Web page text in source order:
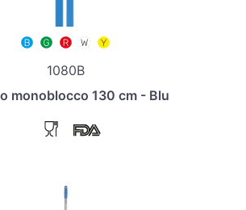
1080B
monoblocco 130 cm - Blu